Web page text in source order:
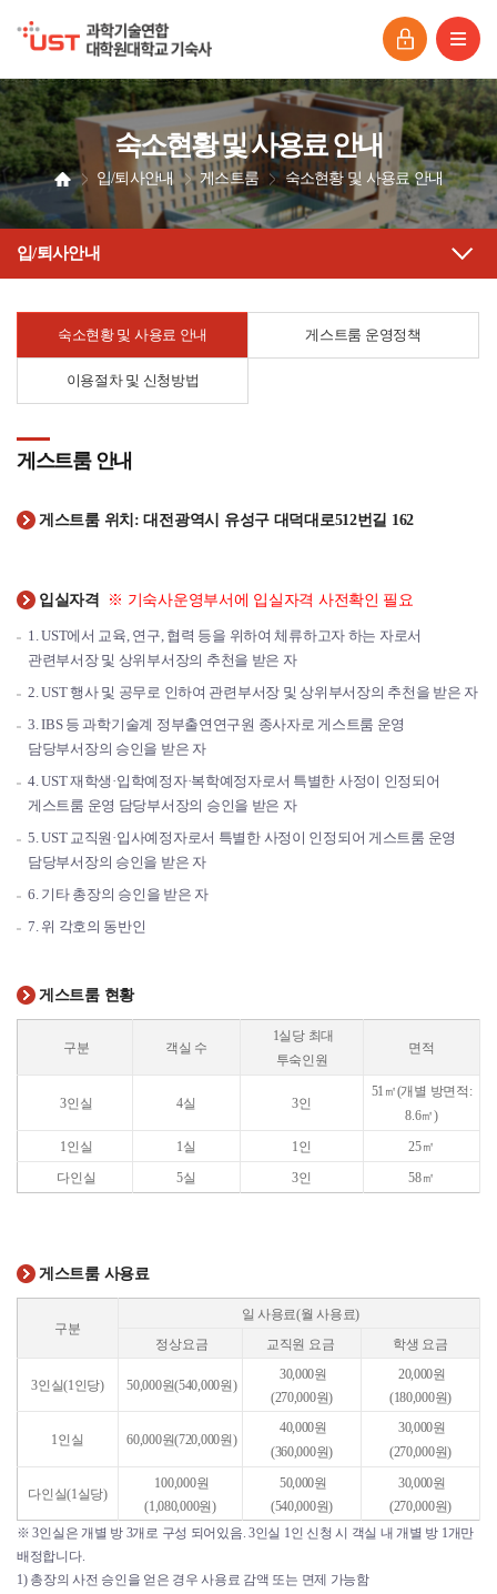
숙소현황 및 사용료 안내
입/퇴사안내 게스트룸 숙소현황 및 사용료 안내
입/퇴사안내
숙소현황 및 사용료 안내 게스트룸 운영정책
이용절차 및 신청방법
게스트룸 안내
게스트룸 위치: 대전광역시 유성구 대덕대로512번길 162
입실자격 ※ 기숙사운영부서에 입실자격 사전확인 필요
1. UST에서 교육, 연구, 협력 등을 위하여 체류하고자 하는 자로서
관련부서장 및 상위부서장의 추천을 받은 자
2. UST 행사 및 공무로 인하여 관련부서장 및 상위부서장의 추천을 받은 자
3. IBS 등 과학기술계 정부출연연구원 종사자로 게스트룸 운영
담당부서장의 승인을 받은 자
4. UST 재학생·입학예정자·복학예정자로서 특별한 사정이 인정되어
게스트룸 운영 담당부서장의 승인을 받은 자
5. UST 교직원·입사예정자로서 특별한 사정이 인정되어 게스트룸 운영
담당부서장의 승인을 받은 자
6. 기타 총장의 승인을 받은 자
7. 위 각호의 동반인
게스트룸 현황
구분 객실 수
1실당 최대
투숙인원
면적
3인실 4실 3인
51㎡(개별 방면적:
8.6㎡)
1인실
1실 1인 25㎡
다인실
5실 3인 58㎡
게스트룸 사용료
구분
일 사용료(월 사용료)
정상요금
교직원 요금 학생 요금
3인실(1인당) 50,000원(540,000원)
30,000원
(270,000원)
20,000원
(180,000원)
1인실 60,000원(720,000원)
40,000원
(360,000원)
30,000원
(270,000원)
다인실(1실당)
100,000원
(1,080,000원)
50,000원
(540,000원)
30,000원
(270,000원)
※ 3인실은 개별 방 3개로 구성 되어있음. 3인실 1인 신청 시 객실 내 개별 방 1개만
배정합니다.
1) 총장의 사전 승인을 얻은 경우 사용료 감액 또는 면제 가능함